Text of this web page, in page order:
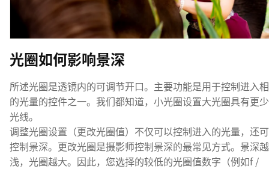
光圈如何影响景深
所述光圈是透镜内的可调节开口。主要功能是用于控制进入
的光量的控件之一。我们都知道，小光圈设置大光圈具有更
光线。
调整光圈设置（更改光圈值）不仅可以控制进入的光量，还
控制景深。更改光圈是摄影师控制景深的最常见方式。景深越
浅，光圈越大。因此，您选择的较低的光圈值数字（例如f /